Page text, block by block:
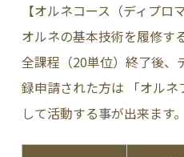
【オルネコース（ディプロ
オルネの基本技術を履修す
全課程（20単位）終了後、
録申請された方は 「オル
して活動する事が出来ます。